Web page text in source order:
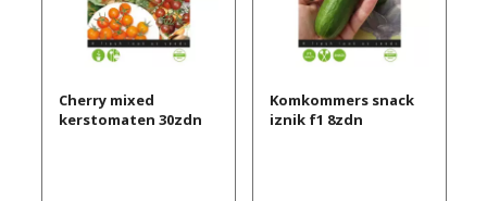
Cherry mixed
kerstomaten 30zdn
Komkommers snack
iznik f1 8zdn